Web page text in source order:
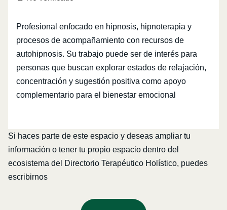
Profesional enfocado en hipnosis, hipnoterapia y
procesos de acompañamiento con recursos de
autohipnosis. Su trabajo puede ser de interés para
personas que buscan explorar estados de relajación,
concentración y sugestión positiva como apoyo
complementario para el bienestar emocional
Si haces parte de este espacio y deseas ampliar tu
información o tener tu propio espacio dentro del
ecosistema del Directorio Terapéutico Holístico, puedes
escribirnos